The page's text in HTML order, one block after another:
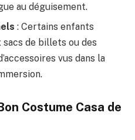
au déguisement.
: Certains enfants
de billets ou des
vus dans la
Costume Casa de